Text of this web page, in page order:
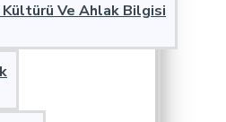
Kültürü Ve Ahlak Bilgisi